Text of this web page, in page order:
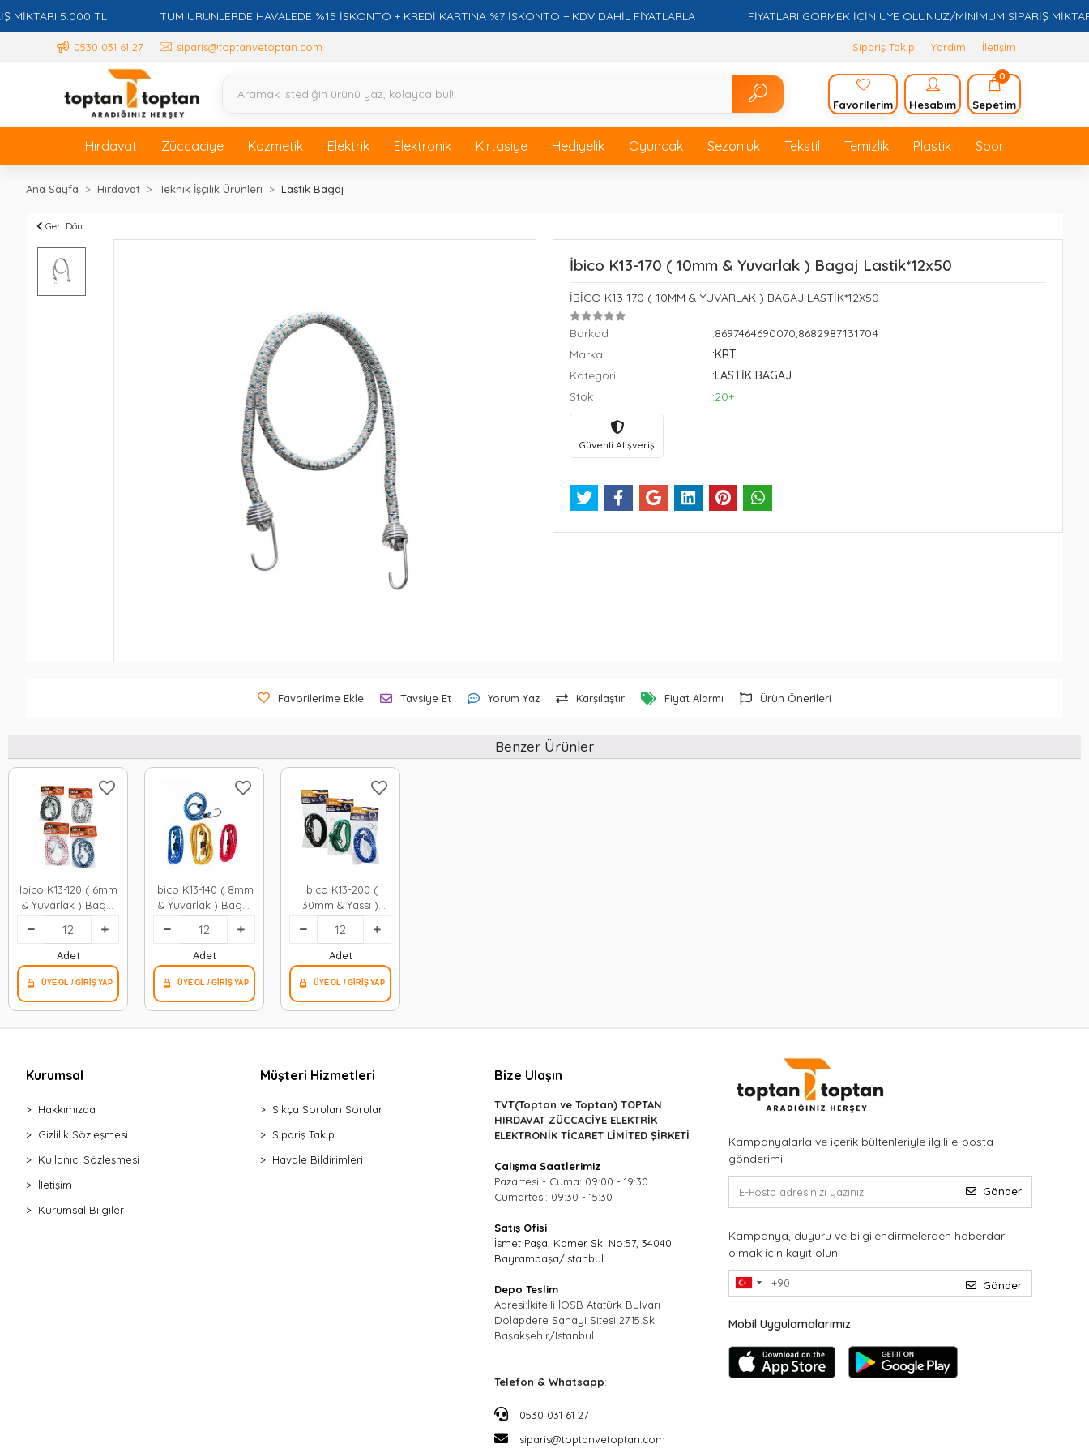
5.000 TL TÜM ÜRÜNLERDE HAVALEDE %15 İSKONTO + KREDİ KARTINA %7 İSKONTO + KDV DAHİL FİYATLARLA FİYATLARI GÖRMEK İÇİN ÜYE OLUNUZ/MİNİMUM SİPARİŞ MİKTARI
0530 031 61 27 siparis@toptanvetoptan.com Sipariş Takip Yardım İletişim
Favorilerim Hesabım
0
Sepetim
Hırdavat Züccaciye Kozmetik Elektrik Elektronik Kırtasiye Hediyelik Oyuncak Sezonluk Tekstil Temizlik Plastik Spor
Ana Sayfa Hırdavat Teknik İşçilik Ürünleri Lastik Bagaj
Geri Dön
İbico K13-170 ( 10mm & Yuvarlak ) Bagaj Lastik*12x50
İBİCO K13-170 ( 10MM & YUVARLAK ) BAGAJ LASTİK*12X50
Barkod
:8697464690070,8682987131704
Marka
:KRT
Kategori
:LASTİK BAGAJ
Stok
:20+
Güvenli Alışveriş
Favorilerime Ekle Tavsiye Et Yorum Yaz Karşılaştır Fiyat Alarmı Ürün Önerileri
Benzer Ürünler
İbico K13-120 ( 6mm
& Yuvarlak ) Bagaj
Lastik*12x50
Adet
İbico K13-140 ( 8mm
& Yuvarlak ) Bagaj
Lastik*12x30
Adet
İbico K13-200 (
30mm & Yassı )
Bagaj Lastik*12x30
Adet
Kurumsal
Hakkımızda
Gizlilik Sözleşmesi
Kullanıcı Sözleşmesi
İletişim
Kurumsal Bilgiler
Müşteri Hizmetleri
Sıkça Sorulan Sorular
Sipariş Takip
Havale Bildirimleri
Bize Ulaşın
TVT(Toptan ve Toptan) TOPTAN
HIRDAVAT ZÜCCACİYE ELEKTRİK
ELEKTRONİK TİCARET LİMİTED ŞİRKETİ
Çalışma Saatlerimiz
Pazartesi - Cuma: 09:00 - 19:30
Cumartesi: 09:30 - 15:30
Satış Ofisi
İsmet Paşa, Kamer Sk. No:57, 34040
Bayrampaşa/İstanbul
Depo Teslim
Adresi:İkitelli İOSB Atatürk Bulvarı
Dolapdere Sanayi Sitesi 2715.Sk
Başakşehir/İstanbul
Telefon & Whatsapp:
0530 031 61 27
siparis@toptanvetoptan.com
Kampanyalarla ve içerik bültenleriyle ilgili e-posta
gönderimi
Gönder
Kampanya, duyuru ve bilgilendirmelerden haberdar
olmak için kayıt olun.
Gönder
Mobil Uygulamalarımız